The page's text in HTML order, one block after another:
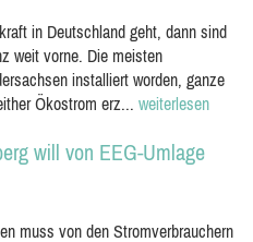
in Deutschland geht, dann sind
weit vorne. Die meisten
installiert worden, ganze
Ökostrom erz... weiterlesen
will von EEG-Umlage
muss von den Stromverbrauchern